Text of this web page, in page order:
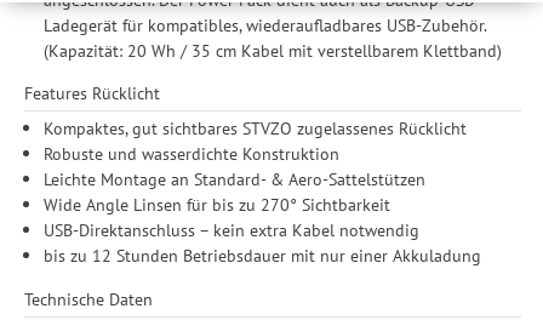
weitergegeben. Die Verarbeitung erfolgt ausschließlich zum
Zwecke der Einbindung von Streaming-Inhalten und der
Produktempfehlungen und nutzungsbasierter Werbung.
Informationen zu den einzelnen Funktionen, den Drittanbietern
und der Speicherdauer finden Sie unter Einstellungen. Diese
Einwilligung ist freiwillig, für die Nutzung unserer Website nicht
erforderlich und gilt, bis sie widerrufen wird. Sie können Ihre
Einwilligung unter Einstellungen lediglich für bestimmte
Drittanbieter erteilen und jederzeit für die Zukunft widerrufen.
Ladegerät für kompatibles, wiederaufladbares USB-Zubehör.
(Kapazität: 20 Wh / 35 cm Kabel mit verstellbarem Klettband)
Features Rücklicht
Kompaktes, gut sichtbares STVZO zugelassenes Rücklicht
Robuste und wasserdichte Konstruktion
Leichte Montage an Standard- & Aero-Sattelstützen
Wide Angle Linsen für bis zu 270° Sichtbarkeit
USB-Direktanschluss – kein extra Kabel notwendig
bis zu 12 Stunden Betriebsdauer mit nur einer Akkuladung
Technische Daten